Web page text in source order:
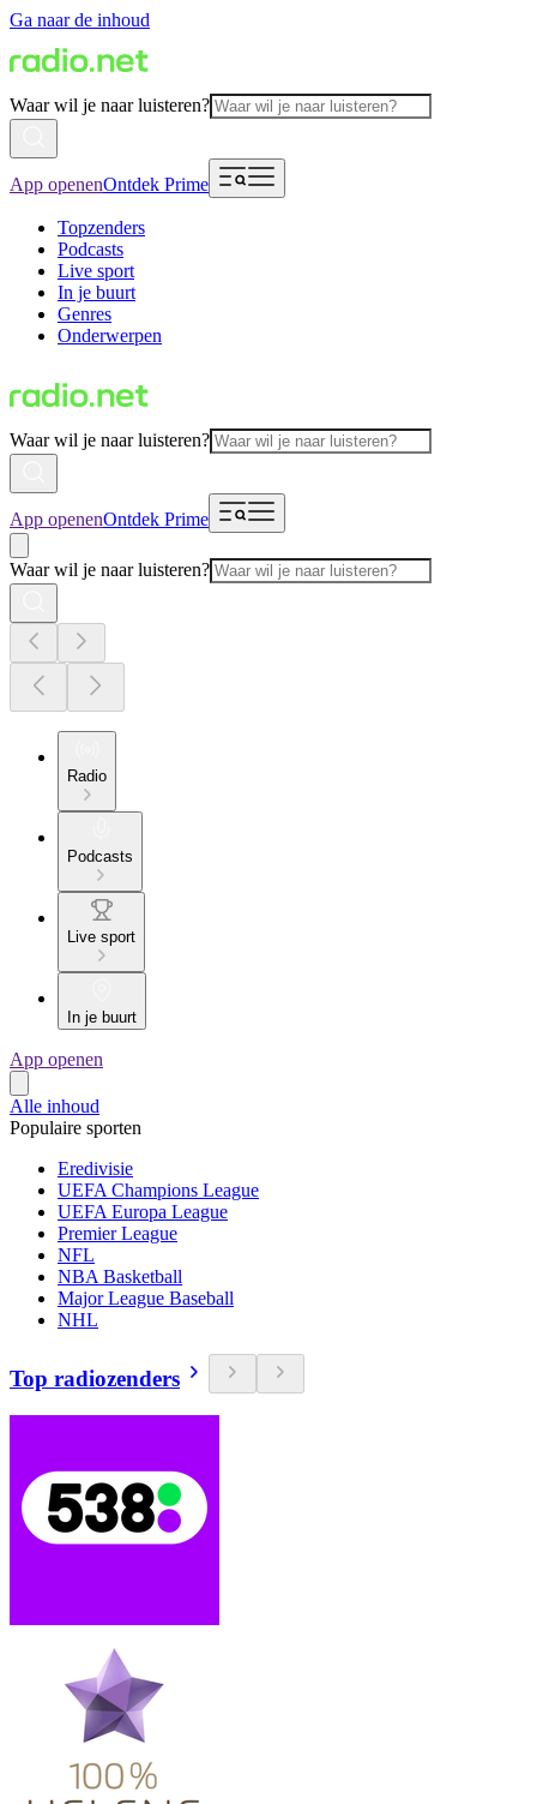
Ga naar de inhoud
Waar wil je naar luisteren?
App openenOntdek Prime
Topzenders
Podcasts
Live sport
In je buurt
Genres
Onderwerpen
Waar wil je naar luisteren?
App openenOntdek Prime
Waar wil je naar luisteren?
Radio
Podcasts
Live sport
In je buurt
App openen
Alle inhoud
Populaire sporten
Eredivisie
UEFA Champions League
UEFA Europa League
Premier League
NFL
NBA Basketball
Major League Baseball
NHL
Top radiozenders